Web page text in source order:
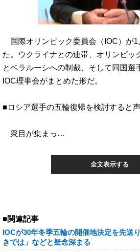
国際オリンピック委員会（IOC）が1
た。ウクライナとの連帯、オリンピッ
とベラルーシへの制裁、そして同国選
IOC理事会がまとめた形だ。
■ロシア選手の五輪復帰を検討すると
衆目が集まっ…
全文表示する
■関連記事
IOCが30年冬季五輪の開催地決定を先送
きでは」などと疑念深まる